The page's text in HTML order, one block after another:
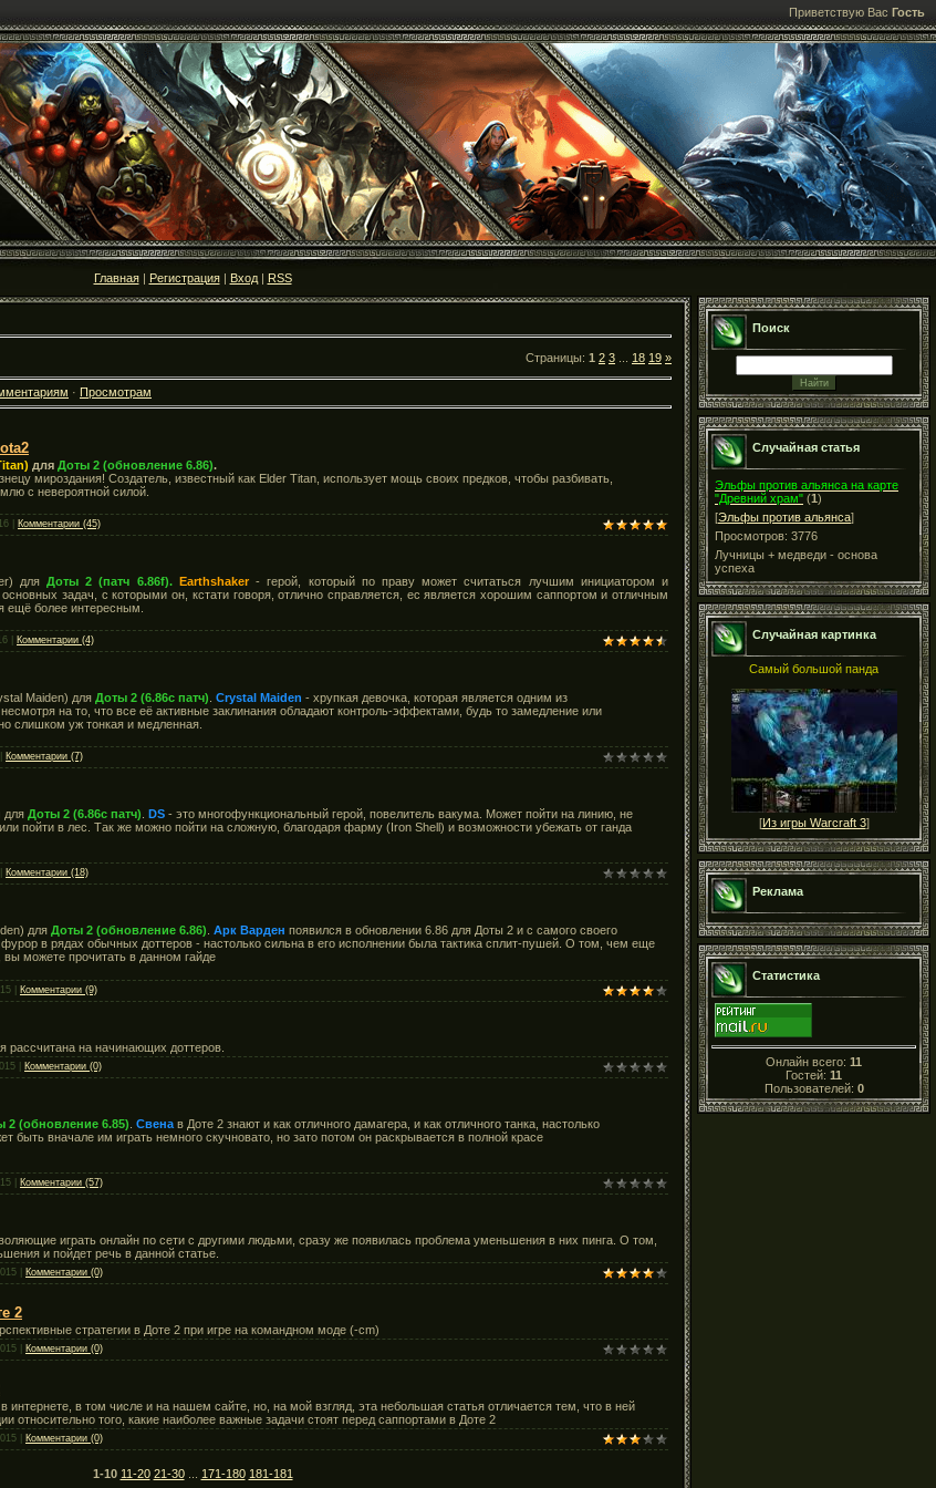
Приветствую Вас Гость
Главная| Регистрация| Вход| RSS
Страницы: 1 2 3 18 19 »
· Просмотрам
для Доты 2 (обновление 6.86).
мироздания! Создатель, известный как Elder Titan, использует мощь своих предков, чтобы разбивать,
с невероятной силой.
Комментарии (45)
дляДоты 2 (патч 6.86f). Earthshaker- герой, который по праву может считаться лучшим инициатором и
задач, с которыми он, кстати говоря, отлично справляется, ес является хорошим саппортом и отличным
ещё более интересным.
Комментарии (4)
Maiden) для Доты 2 (6.86c патч) Crystal Maiden - хрупкая девочка, которая является одним из
на то, что все её активные заклинания обладают контроль-эффектами, будь то замедление или
слишком уж тонкая и медленная.
Комментарии (7)
для Доты 2 (6.86c патч) DS - это многофункциональный герой, повелитель вакума. Может пойти на линию, не
пойти в лес. Так же можно пойти на сложную, благодаря фарму (Iron Shell) и возможности убежать от ганда
Комментарии (18)
для Доты 2 (обновление 6.86) Арк Варден появился в обновлении 6.86 для Доты 2 и с самого своего
в рядах обычных доттеров - настолько сильна в его исполнении была тактика сплит-пушей. О том, чем еще
вы можете прочитать в данном гайде
Комментарии (9)
рассчитана на начинающих доттеров.
Комментарии (0)
2 (обновление 6.85) Свена в Доте 2 знают и как отличного дамагера, и как отличного танка, настолько
быть вначале им играть немного скучновато, но зато потом он раскрывается в полной красе
Комментарии (57)
играть онлайн по сети с другими людьми, сразу же появилась проблема уменьшения в них пинга. О том,
и пойдет речь в данной статье.
Комментарии (0)
2
стратегии в Доте 2 при игре на командном моде (-cm)
Комментарии (0)
интернете, в том числе и на нашем сайте, но, на мой взгляд, эта небольшая статья отличается тем, что в ней
относительно того, какие наиболее важные задачи стоят перед саппортами в Доте 2
Комментарии (0)
1-10 11-20 21-30 171-180 181-181
Поиск
Случайная статья
Эльфы против альянса на карте
"Древний храм" (1)
[Эльфы против альянса]
Просмотров: 3776
Лучницы + медведи - основа
успеха
Случайная картинка
Самый большой панда
[Из игры Warcraft 3]
Реклама
Статистика
Онлайн всего: 11
Гостей: 11
Пользователей: 0